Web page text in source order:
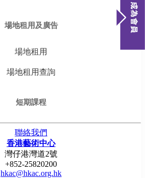
場地租用及廣告
場地租用
場地租用查詢
短期課程
聯絡我們
香港藝術中心
灣仔港灣道2號
+852-25820200
hkac@hkac.org.hk